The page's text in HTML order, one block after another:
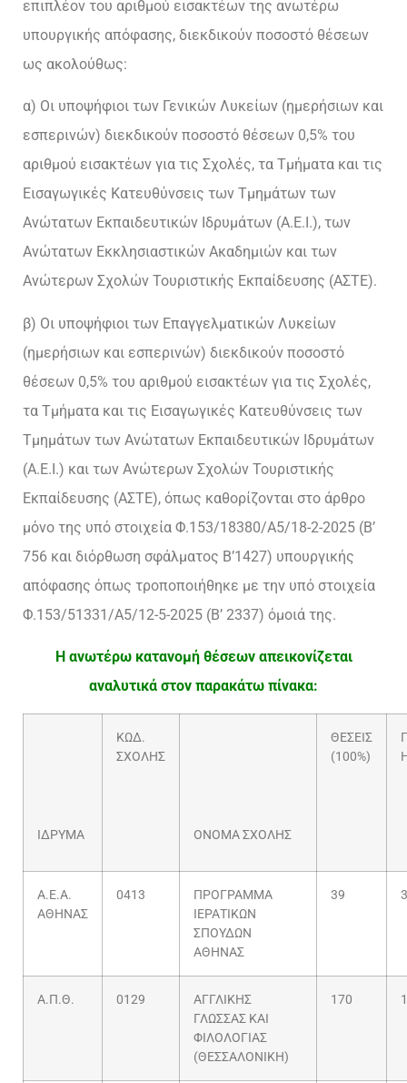
επιπλέον του αριθμού εισακτέων της ανωτέρω
υπουργικής απόφασης, διεκδικούν ποσοστό θέσεων
ως ακολούθως:
α) Οι υποψήφιοι των Γενικών Λυκείων (ημερήσιων και
εσπερινών) διεκδικούν ποσοστό θέσεων 0,5% του
αριθμού εισακτέων για τις Σχολές, τα Τμήματα και τις
Εισαγωγικές Κατευθύνσεις των Τμημάτων των
Ανώτατων Εκπαιδευτικών Ιδρυμάτων (Α.Ε.Ι.), των
Ανώτατων Εκκλησιαστικών Ακαδημιών και των
Ανώτερων Σχολών Τουριστικής Εκπαίδευσης (ΑΣΤΕ).
β) Οι υποψήφιοι των Επαγγελματικών Λυκείων
(ημερήσιων και εσπερινών) διεκδικούν ποσοστό
θέσεων 0,5% του αριθμού εισακτέων για τις Σχολές,
τα Τμήματα και τις Εισαγωγικές Κατευθύνσεις των
Τμημάτων των Ανώτατων Εκπαιδευτικών Ιδρυμάτων
(Α.Ε.Ι.) και των Ανώτερων Σχολών Τουριστικής
Εκπαίδευσης (ΑΣΤΕ), όπως καθορίζονται στο άρθρο
μόνο της υπό στοιχεία Φ.153/18380/Α5/18-2-2025 (Β’
756 και διόρθωση σφάλματος Β’1427) υπουργικής
απόφασης όπως τροποποιήθηκε με την υπό στοιχεία
Φ.153/51331/Α5/12-5-2025 (Β’ 2337) όμοιά της.
Η ανωτέρω κατανομή θέσεων απεικονίζεται
αναλυτικά στον παρακάτω πίνακα:
ΙΔΡΥΜΑ
ΚΩΔ.
ΣΧΟΛΗΣ
ΟΝΟΜΑ ΣΧΟΛΗΣ
ΘΕΣΕΙΣ
(100%)
Α.Ε.Α.
ΑΘΗΝΑΣ
0413
ΠΡΟΓΡΑΜΜΑ
ΙΕΡΑΤΙΚΩΝ
ΣΠΟΥΔΩΝ
ΑΘΗΝΑΣ
39
Α.Π.Θ. 0129
ΑΓΓΛΙΚΗΣ
ΓΛΩΣΣΑΣ ΚΑΙ
ΦΙΛΟΛΟΓΙΑΣ
(ΘΕΣΣΑΛΟΝΙΚΗ)
170